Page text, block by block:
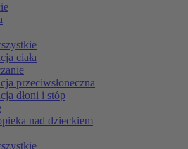
ciała
przeciwsłoneczna
dłoni i stóp
nad dzieckiem